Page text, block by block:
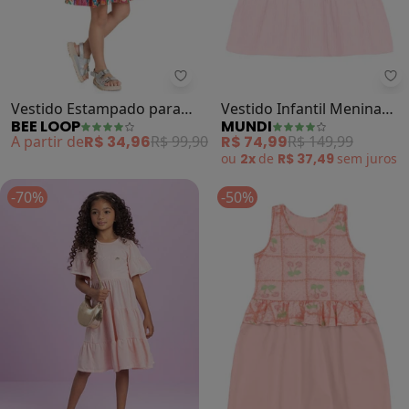
Bee Loop - Vestido Estampado
Vestido Estampado para
Menina (Rosa)
BEE LOOP
A partir deR$ 34,96R$ 99,90
Vestido Infantil Menina
em Linho (Rosa)
MUNDI
R$ 74,99R$ 149,99
ou 2x de R$ 37,49 sem juros
-70% -50%